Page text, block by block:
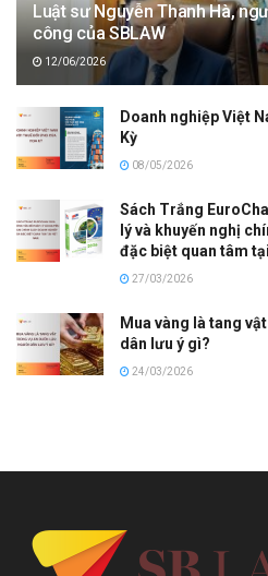
Luật sư Nguyễn Thanh Hà,
công của SBLAW
12/06/2026
Doanh nghiệp Việt
Kỳ
08/05/2026
Sách Trắng
lý và khuyến nghị
đặc biệt quan tâm
27/03/2026
Mua vàng là tang
dân lưu ý gì?
24/03/2026